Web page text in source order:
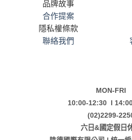
品牌故事
合作提案
隱私權條款
聯絡我們
MON-FRI
10:00-12:30 l
(02)2299-
六日&國定假日